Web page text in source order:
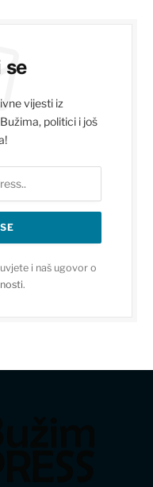
se
vijesti iz
politici i još
i naš ugovor o
.